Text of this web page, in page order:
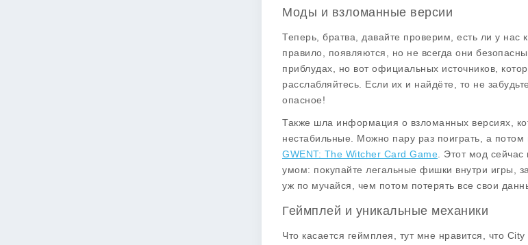
Моды и взломанные версии
Теперь, братва, давайте проверим, есть ли у
правило, появляются, но не всегда они
приблудах, но вот официальных источников,
расслабляйтесь. Если их и найдёте, то не
опасное!
Также шла информация о взломанных версиях,
нестабильные. Можно пару раз поиграть, а
GWENT: The Witcher Card Game . Этот мод
умом: покупайте легальные фишки внутри игры,
уж по мучайся, чем потом потерять все свои
Геймплей и уникальные механики
Что касается геймплея, тут мне нравится, что